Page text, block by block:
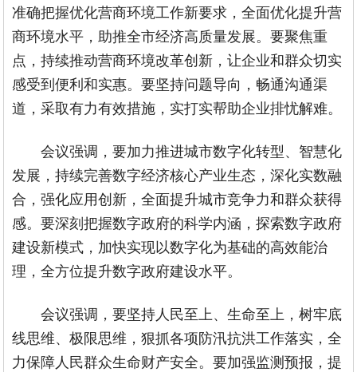
准确把握优化营商环境工作新要求，全面优化提升营
商环境水平，助推全市经济高质量发展。要聚焦重
点，持续推动营商环境改革创新，让企业和群众切实
感受到便利和实惠。要坚持问题导向，畅通沟通渠
道，采取有力有效措施，实打实帮助企业排忧解难。
会议强调，要加力推进城市数字化转型、智慧化
发展，持续完善数字经济核心产业生态，深化实数融
合，强化应用创新，全面提升城市竞争力和群众获得
感。要深刻把握数字政府的科学内涵，探索数字政府
建设新模式，加快实现以数字化为基础的高效能治
理，全方位提升数字政府建设水平。
会议强调，要坚持人民至上、生命至上，树牢底
线思维、极限思维，狠抓各项防汛抗洪工作落实，全
力保障人民群众生命财产安全。要加强监测预报，提